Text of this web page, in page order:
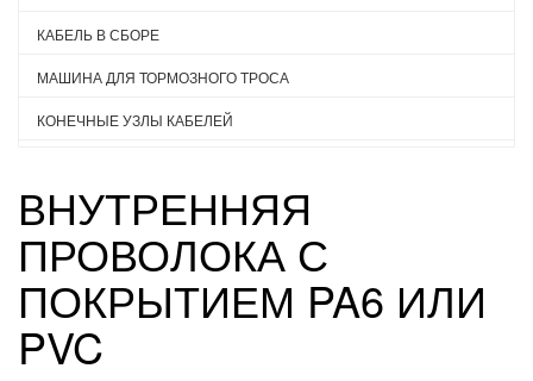
КАБЕЛЬ В СБОРЕ
МАШИНА ДЛЯ ТОРМОЗНОГО ТРОСА
КОНЕЧНЫЕ УЗЛЫ КАБЕЛЕЙ
ВНУТРЕННЯЯ
ПРОВОЛОКА С
ПОКРЫТИЕМ PA6 ИЛИ
PVC